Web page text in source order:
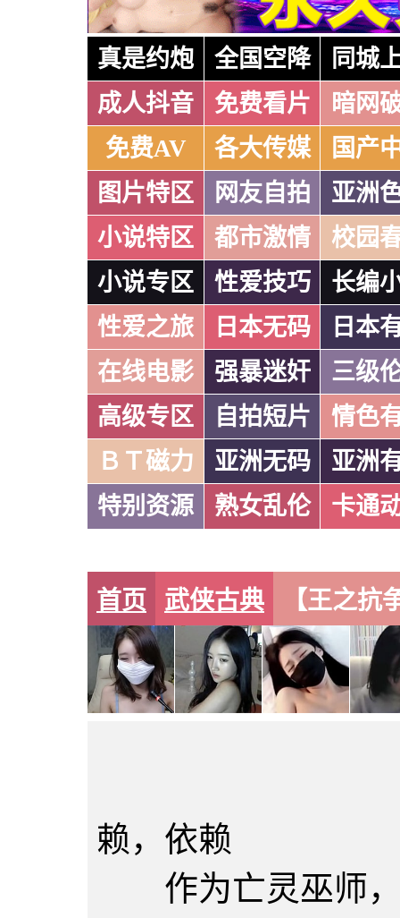
真是约炮 全国空降
同城
成人抖音
免费看片
暗网
免费AV
各大传媒
国产
图片特区
网友自拍
亚洲
小说特区
都市激情
校园
小说专区
性爱技巧
长编
性爱之旅
日本无码
日本
在线电影
强暴迷奸
三级
高级专区
自拍短片
情色
ＢＴ磁力
亚洲无码
亚洲
特别资源
熟女乱伦 卡通
首页 武侠古典 【王之抗
赖，依赖
作为亡灵巫师，